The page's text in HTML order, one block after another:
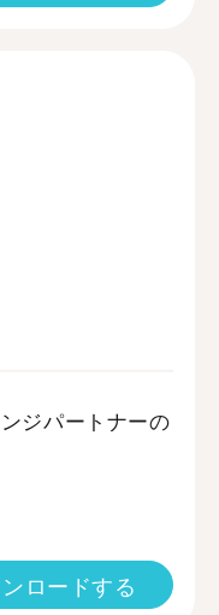
ジパートナーの
ロードする